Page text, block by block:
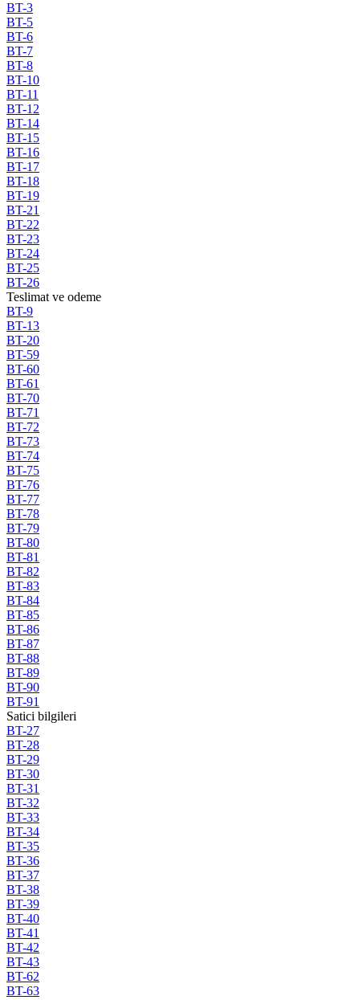
BT-3
BT-5
BT-6
BT-7
BT-8
BT-10
BT-11
BT-12
BT-14
BT-15
BT-16
BT-17
BT-18
BT-19
BT-21
BT-22
BT-23
BT-24
BT-25
BT-26
Teslimat ve odeme
BT-9
BT-13
BT-20
BT-59
BT-60
BT-61
BT-70
BT-71
BT-72
BT-73
BT-74
BT-75
BT-76
BT-77
BT-78
BT-79
BT-80
BT-81
BT-82
BT-83
BT-84
BT-85
BT-86
BT-87
BT-88
BT-89
BT-90
BT-91
Satici bilgileri
BT-27
BT-28
BT-29
BT-30
BT-31
BT-32
BT-33
BT-34
BT-35
BT-36
BT-37
BT-38
BT-39
BT-40
BT-41
BT-42
BT-43
BT-62
BT-63